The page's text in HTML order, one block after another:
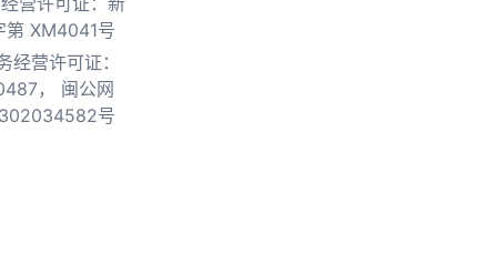
第 XM4041号
经营许可证：
，
闽公网
号